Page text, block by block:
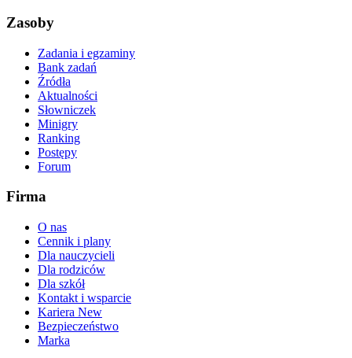
Zasoby
Zadania i egzaminy
Bank zadań
Źródła
Aktualności
Słowniczek
Minigry
Ranking
Postępy
Forum
Firma
O nas
Cennik i plany
Dla nauczycieli
Dla rodziców
Dla szkół
Kontakt i wsparcie
Kariera New
Bezpieczeństwo
Marka